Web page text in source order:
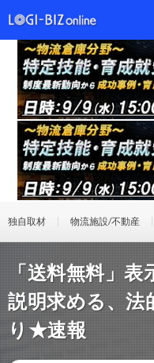
独自取材 物流施設/不動産
「送料無料」
説明求める、法
り★速報